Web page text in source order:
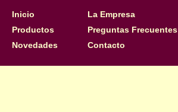
Inicio
Productos
Novedades
La Empresa
Preguntas Frecuentes
Contacto